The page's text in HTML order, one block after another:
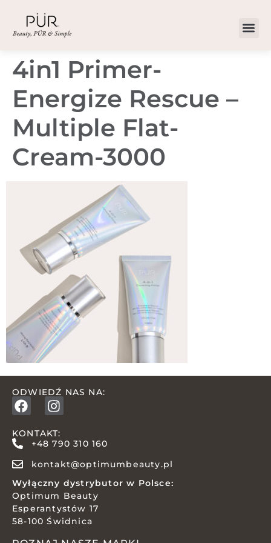
4in1 Primer-
Energize Rescue –
Multiple Flat-
Cream-3000
ODWIEDŹ NAS NA:
KONTAKT:
+48 790 310 160
kontakt@optimumbeauty.pl
Wyłączny dystrybutor w Polsce:
Optimum Beauty
Esperantystów 17
58-100 Świdnica